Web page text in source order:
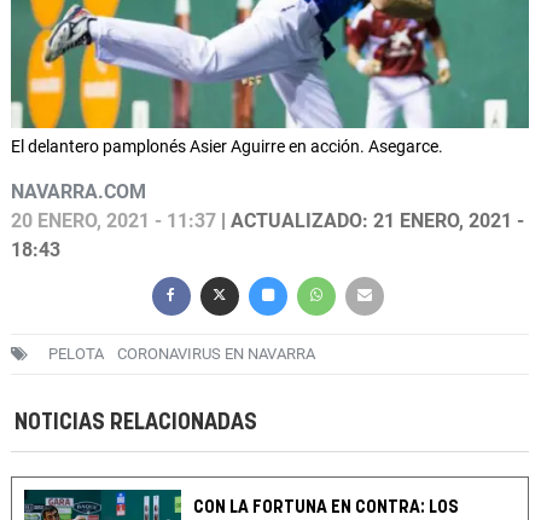
El delantero pamplonés Asier Aguirre en acción. Asegarce.
NAVARRA.COM
20 ENERO, 2021 - 11:37 | ACTUALIZADO: 21 ENERO, 2021 -
18:43
PELOTA CORONAVIRUS EN NAVARRA
NOTICIAS RELACIONADAS
CON LA FORTUNA EN CONTRA: LOS